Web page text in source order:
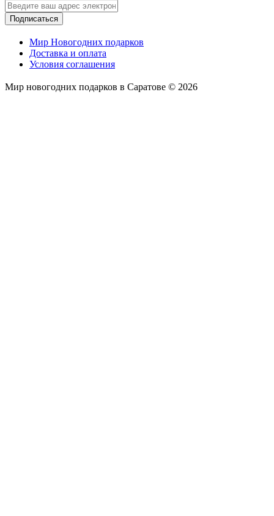
Подписаться
Мир Новогодних подарков
Доставка и оплата
Условия соглашения
Мир новогодних подарков в Саратове © 2026